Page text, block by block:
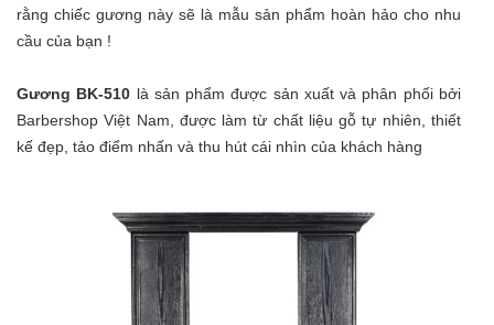
rằng chiếc gương này sẽ là mẫu sản phẩm hoàn hảo cho nhu
cầu của bạn !
Gương BK-510 là sản phẩm được sản xuất và phân phối bởi
Barbershop Việt Nam, được làm từ chất liệu gỗ tự nhiên, thiết
kế đẹp, tảo điểm nhấn và thu hút cái nhìn của khách hàng